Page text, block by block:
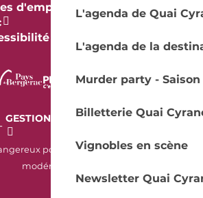
L'agenda de Quai
L'agenda de la
Murder party - Saison
Billetterie Quai
Vignobles en scène
Newsletter Quai
d'emploi & stage
-
GESTION DES COOKIES
AUDIT
pour la santé. À consommer avec
modération.